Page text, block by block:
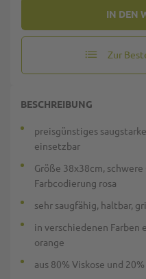
IN DEN
Zur
BESCHREIBUNG
preisgünstiges
einsetzbar
Größe 38x38cm,
Farbcodierung rosa
sehr saugfähig, haltbar,
in verschiedenen Farben
orange
aus 80% Viskose und